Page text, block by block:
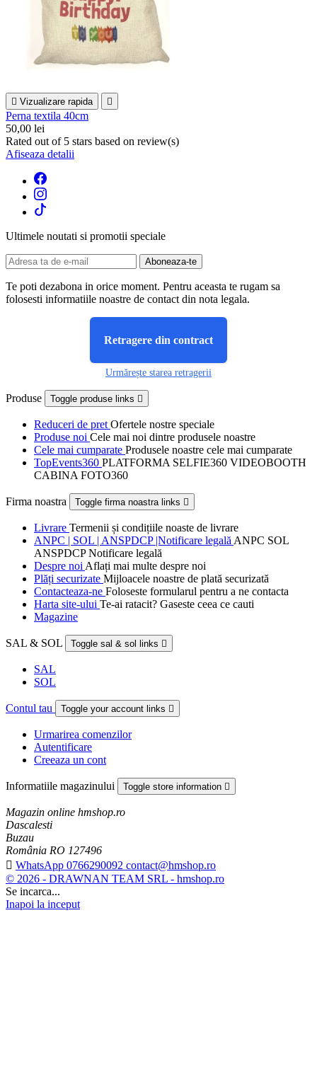
 Vizualizare rapida 
Perna textila 40cm
50,00 lei
Rated out of 5 stars based on review(s)
Afiseaza detalii
Ultimele noutati si promotii speciale
Te poti dezabona in orice moment. Pentru aceasta te rugam sa
folosesti informatiile noastre de contact din nota legala.
Retragere din contract
Urmărește starea retragerii
Produse Toggle produse links 
Reduceri de pret Ofertele nostre speciale
Produse noi Cele mai noi dintre produsele noastre
Cele mai cumparate Produsele noastre cele mai cumparate
TopEvents360 PLATFORMA SELFIE360 VIDEOBOOTH
CABINA FOTO360
Firma noastra Toggle firma noastra links 
Livrare Termenii și condițiile noaste de livrare
ANPC | SOL | ANSPDCP |Notificare legală ANPC SOL
ANSPDCP Notificare legală
Despre noi Aflați mai multe despre noi
Plăți securizate Mijloacele noastre de plată securizată
Contacteaza-ne Foloseste formularul pentru a ne contacta
Harta site-ului Te-ai ratacit? Gaseste ceea ce cauti
Magazine
SAL & SOL Toggle sal & sol links 
SAL
SOL
Contul tau Toggle your account links 
Urmarirea comenzilor
Autentificare
Creeaza un cont
Informatiile magazinului Toggle store information 
Magazin online hmshop.ro
Dascalesti
Buzau
România RO 127496
 WhatsApp 0766290092 contact@hmshop.ro
© 2026 - DRAWNAN TEAM SRL - hmshop.ro
Se incarca...
Inapoi la inceput